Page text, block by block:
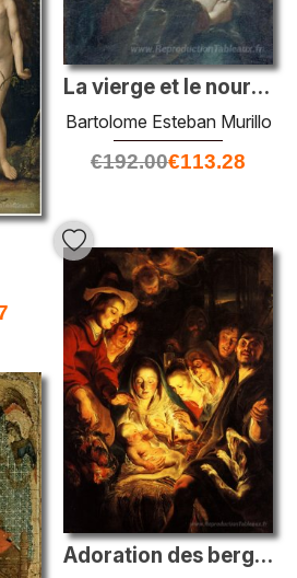
La vierge et le nourrisson Jésus
Bartolome Esteban Murillo
€192.00€113.28
Adoration des bergers